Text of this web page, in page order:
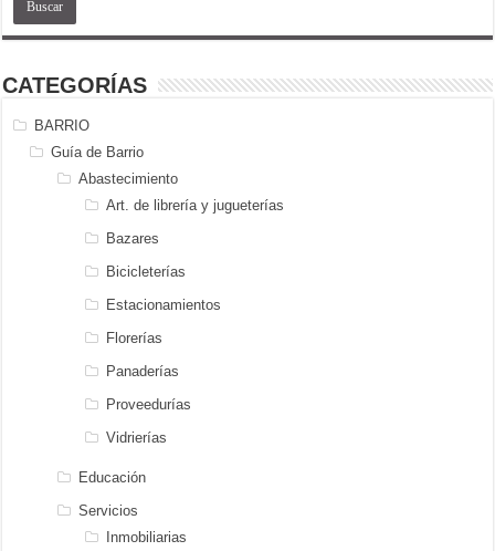
CATEGORÍAS
BARRIO
Guía de Barrio
Abastecimiento
Art. de librería y jugueterías
Bazares
Bicicleterías
Estacionamientos
Florerías
Panaderías
Proveedurías
Vidrierías
Educación
Servicios
Inmobiliarias